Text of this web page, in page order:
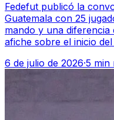
Fedefut publicó la
Guatemala con 25
mando y una
afiche sobre el inicio
6 de julio de 2026·5 min